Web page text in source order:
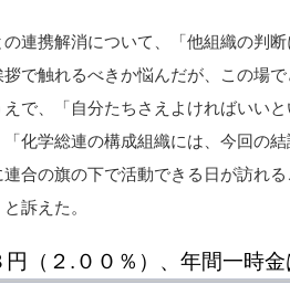
連携解消について、「他組織の判
で触れるべきか悩んだが、この場
で、「自分たちさえよければいい
化学総連の構成組織には、今回の
合の旗の下で活動できる日が訪れ
訴えた。
（２.００％）、年間一時